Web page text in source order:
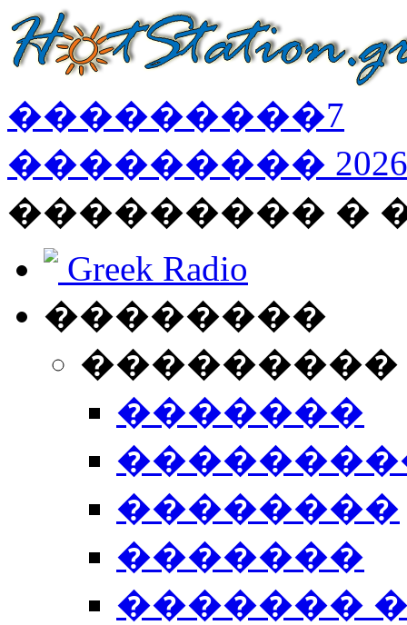
���������7
��������� 2026
��������� �
Greek Radio
��������
�������
��������
�������
�������